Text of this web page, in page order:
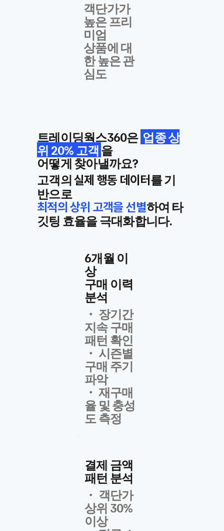
객단가가
높은 ​프리
미엄
상품에 대
한 높은 관
심도
고객의실제 행동 데이터 를 기
반으로
최적의 상위 고객을 선별하여 타
깃팅 효율을 극대화합니다.
트레이딩웍스360은 업종 상
위 20% 고객 을
어떻게 찾아낼까요?
6개월 이
상
​구매 이력
분석
・ 장기간
지속 구매
패턴 확인
​・ 시즌별
구매 주기
파악
・ 재구매
율 및 충성
도 측정
결제 금액
패턴 분석
・ 객단가
상위 30%
이상